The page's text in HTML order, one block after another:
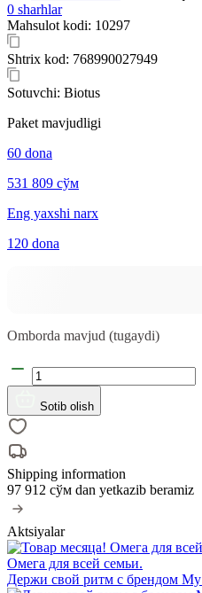
0 sharhlar
Mahsulot kodi: 10297
Shtrix kod: 768990027949
Sotuvchi: Biotus
Paket mavjudligi
60 dona
531 809 сўм
Eng yaxshi narx
120 dona
Omborda mavjud (tugaydi)
Sotib olish
Shipping information
97 912 сўм dan yetkazib beramiz
Aktsiyalar
Омега для всей семьи.
Держи свой ритм с брендом